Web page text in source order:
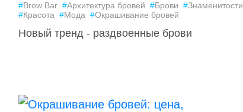
#Brow Bar #Архитектура бровей #Брови #Знаменитости
#Красота #Мода #Окрашивание бровей
Новый тренд - раздвоенные брови